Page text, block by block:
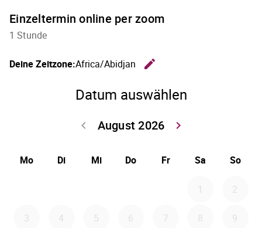
Einzeltermin online per zoom
1 Stunde
Deine Zeitzone:Africa/Abidjan
edit
Datum auswählen
August 2026
keyboard_arrow_left
keyboard_arrow_right
Mo Di Mi Do Fr Sa So
1 2
3 4 5 6 7 8 9